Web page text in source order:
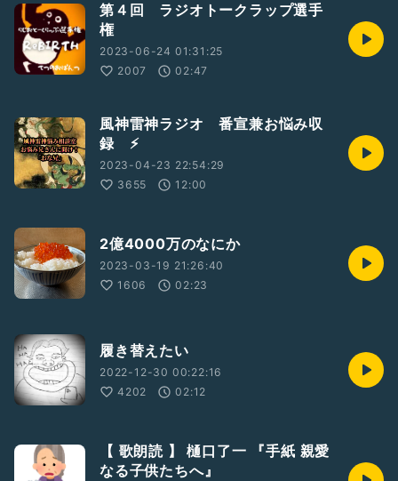
第４回 ラジオトークラップ選手
権
2023-06-24 01:31:25
2007
02:47
風神雷神ラジオ 番宣兼お悩み収
録 ⚡️
2023-04-23 22:54:29
3655
12:00
2億4000万のなにか
2023-03-19 21:26:40
1606
02:23
履き替えたい
2022-12-30 00:22:16
4202
02:12
【 歌朗読 】 樋口了一 『手紙 親愛
なる子供たちへ』